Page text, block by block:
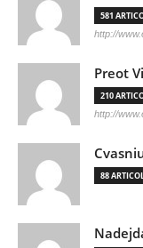
581
http://
Preot
210
http://
88